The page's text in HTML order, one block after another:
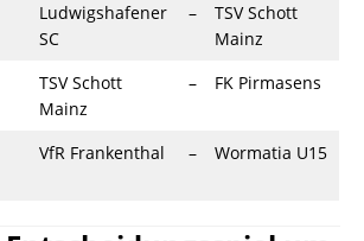
Ludwigshafener
SC
–
TSV Schott
Mainz
TSV Schott
Mainz
– FK Pirmasens
VfR Frankenthal – Wormatia U15